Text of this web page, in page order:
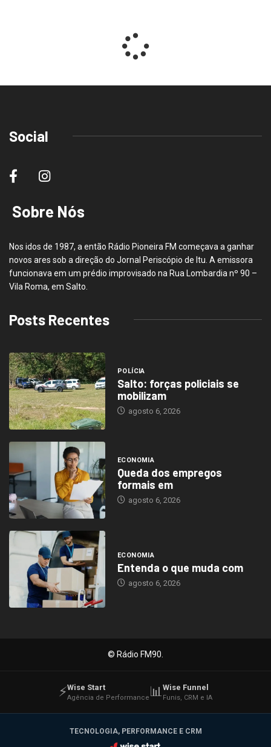
Social
Sobre Nós
Nos idos de 1987, a então Rádio Pioneira FM começava a ganhar
novos ares sob a direção do Jornal Periscópio de Itu. A emissora
funcionava em um prédio improvisado na Rua Lombardia nº 90 –
Vila Roma, em Salto.
Posts Recentes
POLÍCIA
Salto: forças policiais se
mobilizam
agosto 6, 2026
ECONOMIA
Queda dos empregos
formais em
agosto 6, 2026
ECONOMIA
Entenda o que muda com
agosto 6, 2026
© Rádio FM90.
⚡Wise Start
Agência de Performance 📊Wise Funnel
Funis, CRM e IA
TECNOLOGIA, PERFORMANCE E CRM